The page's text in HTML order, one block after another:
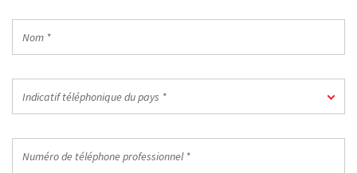
téléphonique
pays
Indicatif téléphonique du pays *
de